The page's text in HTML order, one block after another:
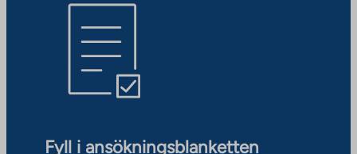
Fyll i ansökningsblanketten